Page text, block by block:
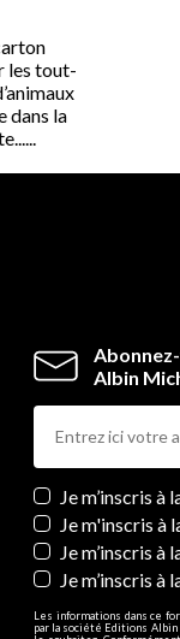
les tout-
dans la
Albin
Newsletters
Je m’inscris
Je m'inscris à
Je m’inscris
Je m’inscris à
Les informations dans ce
par la société Editions